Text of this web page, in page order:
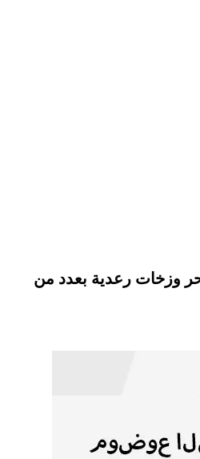
وزخات رعدية بعدد من